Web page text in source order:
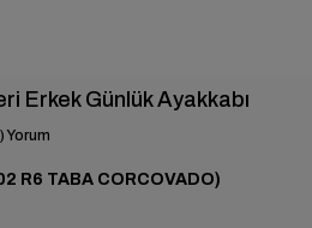
Erkek Günlük Ayakkabı
R6 TABA CORCOVADO)